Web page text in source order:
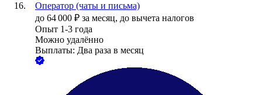
Оператор (чаты и письма)
до 64 000 ₽ за месяц, до вычета налогов
Опыт 1-3 года
Можно удалённо
Выплаты: Два раза в месяц